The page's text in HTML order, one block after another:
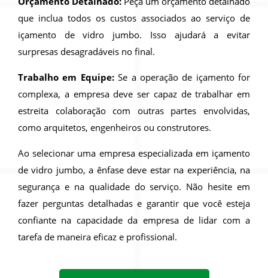
que inclua todos os custos associados ao serviço de
içamento de vidro jumbo. Isso ajudará a evitar
surpresas desagradáveis no final.
Trabalho em Equipe:Se a operação de içamento for
complexa, a empresa deve ser capaz de trabalhar em
estreita colaboração com outras partes envolvidas,
como arquitetos, engenheiros ou construtores.
Ao selecionar uma empresa especializada em içamento
de vidro jumbo, a ênfase deve estar na experiência, na
segurança e na qualidade do serviço. Não hesite em
fazer perguntas detalhadas e garantir que você esteja
confiante na capacidade da empresa de lidar com a
tarefa de maneira eficaz e profissional.